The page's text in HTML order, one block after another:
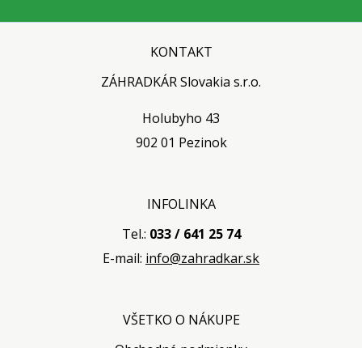
KONTAKT
ZÁHRADKÁR Slovakia s.r.o.
Holubyho 43
902 01 Pezinok
INFOLINKA
Tel.: 033 / 641 25 74
E-mail: info@zahradkar.sk
VŠETKO O NÁKUPE